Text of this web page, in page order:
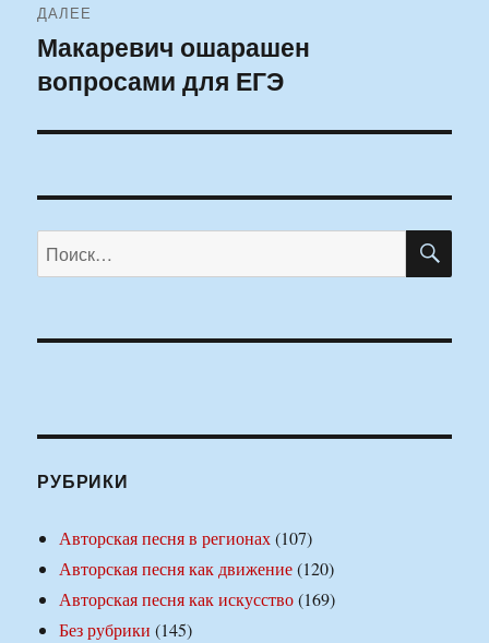
ДАЛЕЕ
Следующая
запись:
Макаревич ошарашен
вопросами для ЕГЭ
Искать:
РУБРИКИ
Авторская песня в регионах(107)
Авторская песня как движение(120)
Авторская песня как искусство(169)
Без рубрики (145)